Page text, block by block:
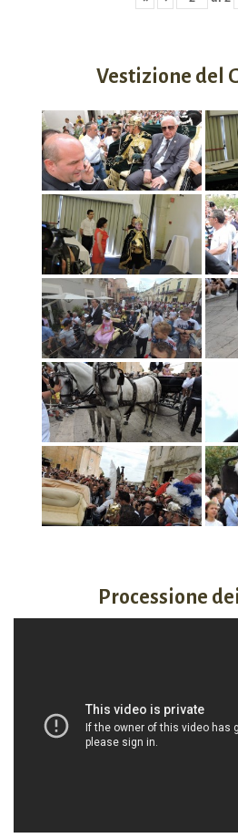
Vestizione del
Processione